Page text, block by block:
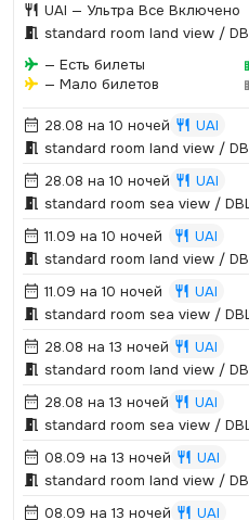
UAI — Ультра Все Включено
standard room land view /
— Есть билеты
— Мало билетов
28.08 на 10 ночей
UAI
standard room land view /
28.08 на 10 ночей
UAI
standard room sea view /
11.09 на 10 ночей
UAI
standard room land view /
11.09 на 10 ночей
UAI
standard room sea view /
28.08 на 13 ночей
UAI
standard room land view /
28.08 на 13 ночей
UAI
standard room sea view /
08.09 на 13 ночей
UAI
standard room land view /
08.09 на 13 ночей
UAI